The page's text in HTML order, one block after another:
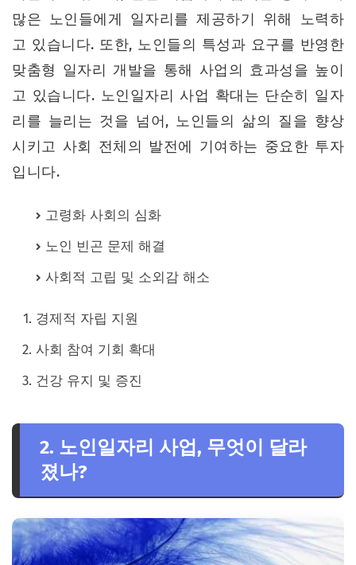
많은 노인들에게 일자리를 제공하기 위해 노력하
고 있습니다. 또한, 노인들의 특성과 요구를 반영한
맞춤형 일자리 개발을 통해 사업의 효과성을 높이
고 있습니다. 노인일자리 사업 확대는 단순히 일자
리를 늘리는 것을 넘어, 노인들의 삶의 질을 향상
시키고 사회 전체의 발전에 기여하는 중요한 투자
입니다.
고령화 사회의 심화
노인 빈곤 문제 해결
사회적 고립 및 소외감 해소
경제적 자립 지원
사회 참여 기회 확대
건강 유지 및 증진
2. 노인일자리 사업, 무엇이 달라
졌나?